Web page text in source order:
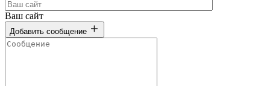
Ваш сайт
Добавить сообщение